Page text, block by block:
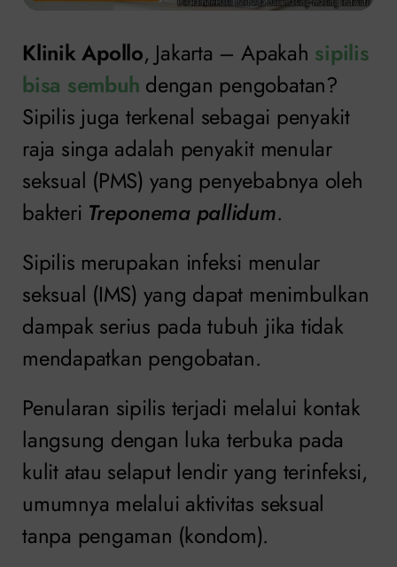
Klinik Apollo, Jakarta – Apakah sipilis
bisa sembuh dengan pengobatan?
Sipilis juga terkenal sebagai penyakit
raja singa adalah penyakit menular
seksual (PMS) yang penyebabnya oleh
bakteri Treponema pallidum.
Sipilis merupakan infeksi menular
seksual (IMS) yang dapat menimbulkan
dampak serius pada tubuh jika tidak
mendapatkan pengobatan.
Penularan sipilis terjadi melalui kontak
langsung dengan luka terbuka pada
kulit atau selaput lendir yang terinfeksi,
umumnya melalui aktivitas seksual
tanpa pengaman (kondom).